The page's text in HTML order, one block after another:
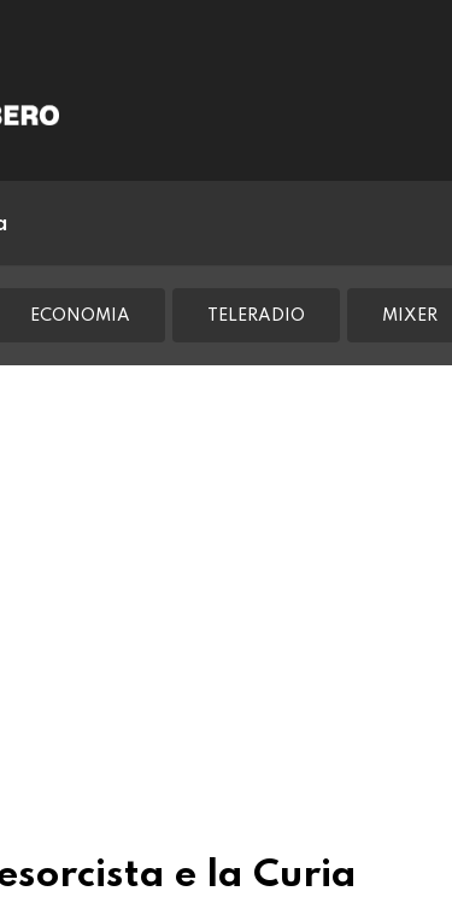
ECONOMIA TELERADIO MIXER
e la Curia